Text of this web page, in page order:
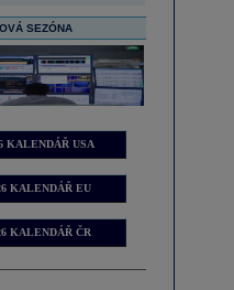
SEZÓNA
KALENDÁŘ USA
KALENDÁŘ EU
KALENDÁŘ ČR